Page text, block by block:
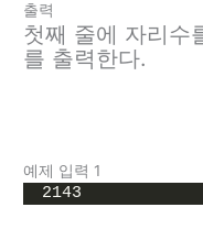
출력
첫째 줄에 자리수
를 출력한다.
예제 입력 1
2143